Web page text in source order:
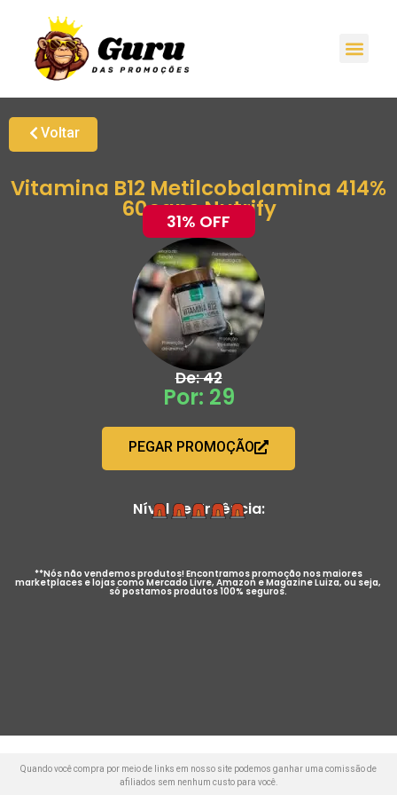
Voltar
Vitamina B12 Metilcobalamina 414%
60caps Nutrify
31% OFF
De: 42
Por: 29
PEGAR PROMOÇÃO
Nível de Urgência:
**Nós não vendemos produtos! Encontramos promoção nos maiores
marketplaces e lojas como Mercado Livre, Amazon e Magazine Luiza, ou seja,
só postamos produtos 100% seguros.
Quando você compra por meio de links em nosso site podemos ganhar uma comissão de
afiliados sem nenhum custo para você.